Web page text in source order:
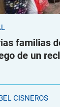
familias
de un
CISNEROS